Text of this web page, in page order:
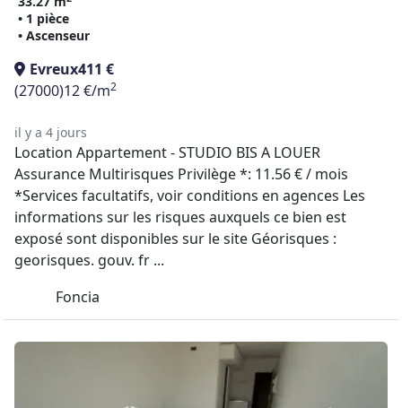
• 1 pièce
• Ascenseur
Evreux411 €
(27000)12 €/m2
il y a 4 jours
Location Appartement - STUDIO BIS A LOUER
Assurance Multirisques Privilège *: 11.56 € / mois
*Services facultatifs, voir conditions en agences Les
informations sur les risques auxquels ce bien est
exposé sont disponibles sur le site Géorisques :
georisques. gouv. fr ...
Foncia